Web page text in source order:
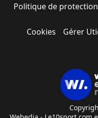
Politique de
Cookies Gérer